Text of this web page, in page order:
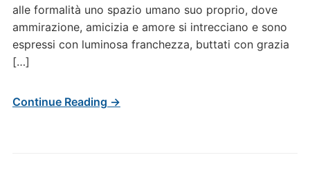
alle formalità uno spazio umano suo proprio, dove
ammirazione, amicizia e amore si intrecciano e sono
espressi con luminosa franchezza, buttati con grazia
[…]
Continue Reading →